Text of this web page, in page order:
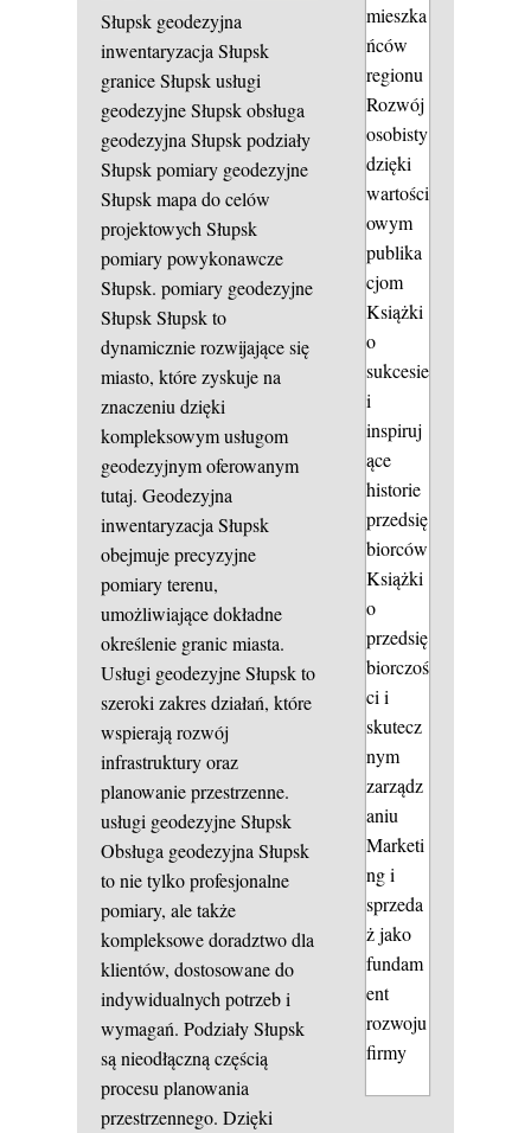
Słupsk geodezyjna
inwentaryzacja Słupsk
granice Słupsk usługi
geodezyjne Słupsk obsługa
geodezyjna Słupsk podziały
Słupsk pomiary geodezyjne
Słupsk mapa do celów
projektowych Słupsk
pomiary powykonawcze
Słupsk. pomiary geodezyjne
SłupskSłupsk to
dynamicznie rozwijające się
miasto, które zyskuje na
znaczeniu dzięki
kompleksowym usługom
geodezyjnym oferowanym
tutaj. Geodezyjna
inwentaryzacja Słupsk
obejmuje precyzyjne
pomiary terenu,
umożliwiające dokładne
określenie granic miasta.
Usługi geodezyjne Słupsk to
szeroki zakres działań, które
wspierają rozwój
infrastruktury oraz
planowanie przestrzenne.
usługi geodezyjne Słupsk
Obsługa geodezyjna Słupsk
to nie tylko profesjonalne
pomiary, ale także
kompleksowe doradztwo dla
klientów, dostosowane do
indywidualnych potrzeb i
wymagań. Podziały Słupsk
są nieodłączną częścią
procesu planowania
przestrzennego. Dzięki
mieszka
ńców
regionu
Rozwój
osobisty
dzięki
wartości
owym
publika
cjom
Książki
o
sukcesie
i
inspiruj
ące
historie
przedsię
biorców
Książki
o
przedsię
biorczoś
ci i
skutecz
nym
zarządz
aniu
Marketi
ng i
sprzeda
ż jako
fundam
ent
rozwoju
firmy